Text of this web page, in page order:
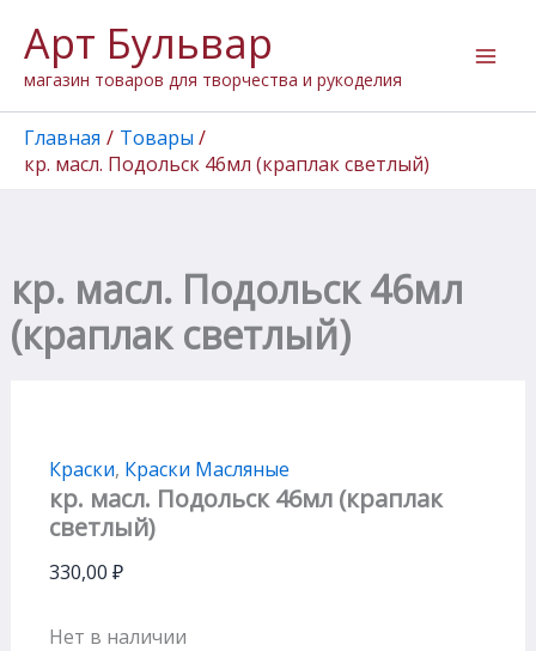
содержимому
Арт Бульвар
магазин товаров для творчества и рукоделия
Главная
Товары
кр. масл. Подольск 46мл (краплак светлый)
кр. масл. Подольск 46мл
(краплак светлый)
Краски, Краски Масляные
кр. масл. Подольск 46мл (краплак
светлый)
330,00 ₽
Нет в наличии